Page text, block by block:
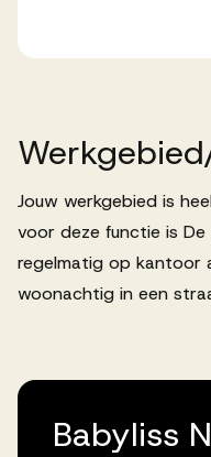
Jouw werkgebied is
voor deze functie is
regelmatig op kantoor
woonachtig in een
Babyliss